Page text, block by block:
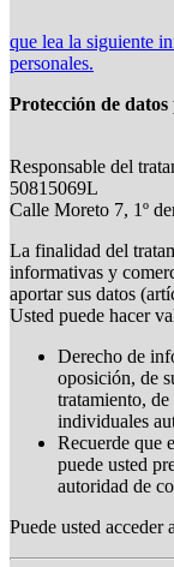
que lea la siguiente
personales.
Protección de datos
Responsable del
50815069L
Calle Moreto 7, 1º
La finalidad del
informativas y
aportar sus datos
Usted puede hacer
Derecho de
oposición, de
tratamiento,
individuales
Recuerde que
puede usted
autoridad de
Puede usted acceder